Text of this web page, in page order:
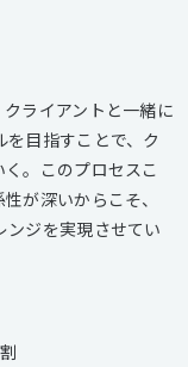
ライアントと一緒に
目指すことで、ク
。このプロセスこ
が深いからこそ、
ンジを実現させてい